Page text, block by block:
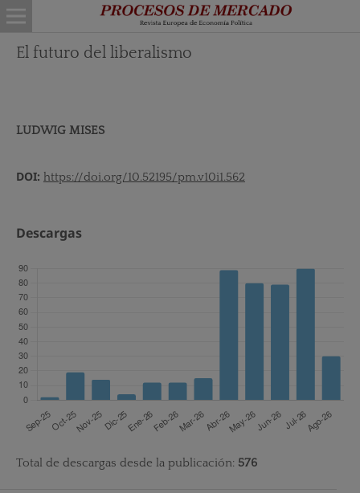
El futuro del liberalismo
LUDWIG MISES
DOI: https://doi.org/10.52195/pm.v10i1.562
Descargas
Total de descargas desde la publicación: 576